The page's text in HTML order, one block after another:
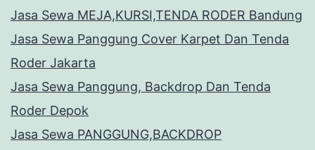
Jasa Sewa MEJA,KURSI,TENDA RODER Bandung
Jasa Sewa Panggung Cover Karpet Dan Tenda
Roder Jakarta
Jasa Sewa Panggung, Backdrop Dan Tenda
Roder Depok
Jasa Sewa PANGGUNG,BACKDROP